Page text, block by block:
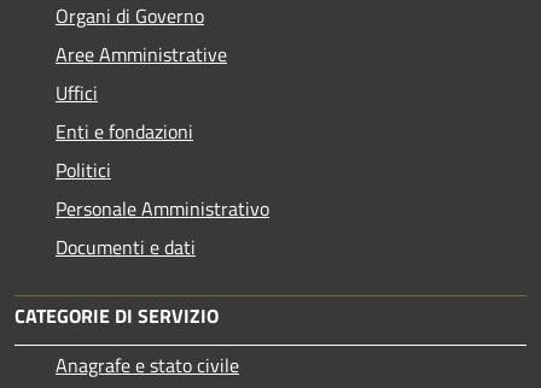
Organi di Governo
Aree Amministrative
Uffici
Enti e fondazioni
Politici
Personale Amministrativo
Documenti e dati
CATEGORIE DI SERVIZIO
Anagrafe e stato civile